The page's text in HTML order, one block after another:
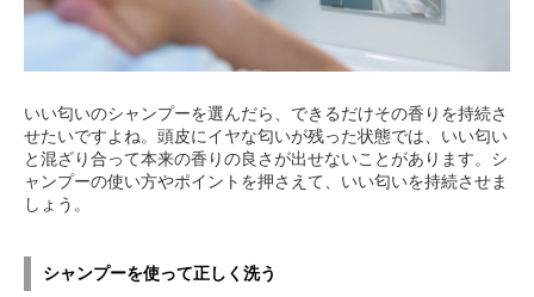
いい匂いのシャンプーを選んだら、できるだけその香りを持続さ
せたいですよね。頭皮にイヤな匂いが残った状態では、いい匂い
と混ざり合って本来の香りの良さが出せないことがあります。シ
ャンプーの使い方やポイントを押さえて、いい匂いを持続させま
しょう。
シャンプーを使って正しく洗う